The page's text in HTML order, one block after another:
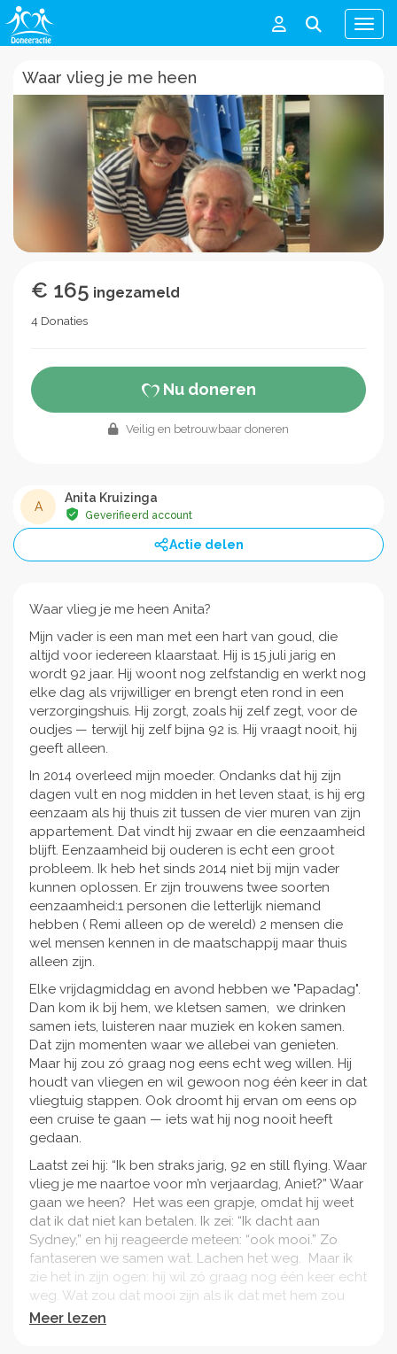
Menu
Waar vlieg je me heen
€ 165 ingezameld
4 Donaties
Nu doneren
Veilig en betrouwbaar doneren
A
Anita Kruizinga
Geverifieerd account
Actie delen
Waar vlieg je me heen Anita?
Mijn vader is een man met een hart van goud, die
altijd voor iedereen klaarstaat. Hij is 15 juli jarig en
wordt 92 jaar. Hij woont nog zelfstandig en werkt nog
elke dag als vrijwilliger en brengt eten rond in een
verzorgingshuis. Hij zorgt, zoals hij zelf zegt, voor de
oudjes — terwijl hij zelf bijna 92 is. Hij vraagt nooit, hij
geeft alleen.
In 2014 overleed mijn moeder. Ondanks dat hij zijn
dagen vult en nog midden in het leven staat, is hij erg
eenzaam als hij thuis zit tussen de vier muren van zijn
appartement. Dat vindt hij zwaar en die eenzaamheid
blijft. Eenzaamheid bij ouderen is echt een groot
probleem. Ik heb het sinds 2014 niet bij mijn vader
kunnen oplossen. Er zijn trouwens twee soorten
eenzaamheid:1 personen die letterlijk niemand
hebben ( Remi alleen op de wereld) 2 mensen die
wel mensen kennen in de maatschappij maar thuis
alleen zijn.
Elke vrijdagmiddag en avond hebben we "Papadag".
Dan kom ik bij hem, we kletsen samen, we drinken
samen iets, luisteren naar muziek en koken samen.
Dat zijn momenten waar we allebei van genieten.
Maar hij zou zó graag nog eens echt weg willen. Hij
houdt van vliegen en wil gewoon nog één keer in dat
vliegtuig stappen. Ook droomt hij ervan om eens op
een cruise te gaan — iets wat hij nog nooit heeft
gedaan.
Laatst zei hij: “Ik ben straks jarig, 92 en still flying. Waar
vlieg je me naartoe voor m’n verjaardag, Aniet?” Waar
gaan we heen? Het was een grapje, omdat hij weet
dat ik dat niet kan betalen. Ik zei: “Ik dacht aan
Sydney,” en hij reageerde meteen: “ook mooi.” Zo
fantaseren we samen wat. Lachen het weg. Maar ik
zie het in zijn ogen: hij wil zó graag nog één keer echt
weg. Wat zou dat mooi zijn als ik dat met hem zou
kunnen doen in juli of augustus. Lukt dat niet? Prima!
Meer lezen